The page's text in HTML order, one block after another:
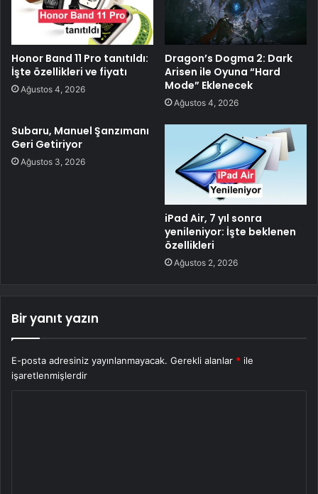
Honor Band 11 Pro tanıtıldı:
İşte özellikleri ve fiyatı
Ağustos 4, 2026
Dragon’s Dogma 2: Dark
Arisen ile Oyuna “Hard
Mode” Eklenecek
Ağustos 4, 2026
Subaru, Manuel Şanzımanı
Geri Getiriyor
Ağustos 3, 2026
iPad Air, 7 yıl sonra
yenileniyor: İşte beklenen
özellikleri
Ağustos 2, 2026
Bir yanıt yazın
E-posta adresiniz yayınlanmayacak. Gerekli alanlar * ile
işaretlenmişlerdir